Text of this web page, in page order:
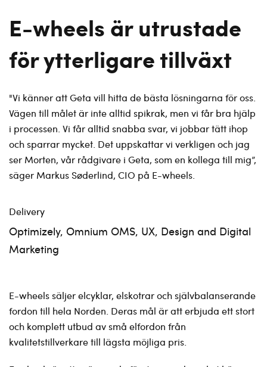
E-wheels är utrustade
för ytterligare tillväxt
"Vi känner att Geta vill hitta de bästa lösningarna för oss.
Vägen till målet är inte alltid spikrak, men vi får bra hjälp
i processen. Vi får alltid snabba svar, vi jobbar tätt ihop
och sparrar mycket. Det uppskattar vi verkligen och jag
ser Morten, vår rådgivare i Geta, som en kollega till mig”,
säger Markus Søderlind, CIO på E-wheels.
Delivery
Optimizely, Omnium OMS, UX, Design and Digital
Marketing
E-wheels säljer elcyklar, elskotrar och självbalanserande
fordon till hela Norden. Deras mål är att erbjuda ett stort
och komplett utbud av små elfordon från
kvalitetstillverkare till lägsta möjliga pris.